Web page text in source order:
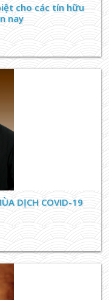
BÚNG CẦU BÌNH
cho các tín hữu
nay
DỊCH COVID-19